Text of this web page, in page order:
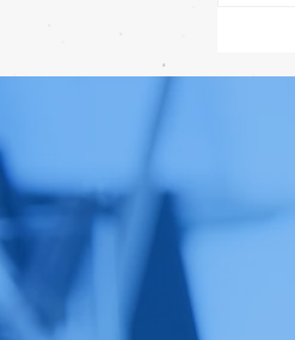
📱